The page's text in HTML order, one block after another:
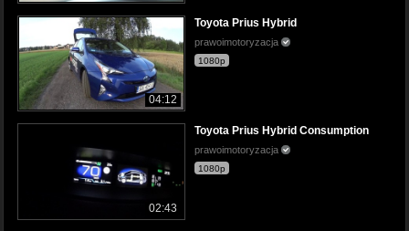
04:12
Toyota Prius Hybrid
prawoimotoryzacja
1080p
02:43
Toyota Prius Hybrid Consumption
prawoimotoryzacja
1080p